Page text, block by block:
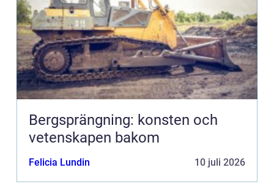
Bergsprängning: konsten och
vetenskapen bakom
Felicia Lundin 10 juli 2026